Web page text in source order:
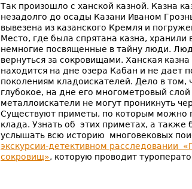
Так произошло с ханской казной. Казна
незадолго до осады Казани Иваном
вывезена из казанского Кремля и
Место, где была спрятана казна, хранили
немногие посвященные в тайну люди.
вернуться за сокровищами. Ханская
находится на дне озера Кабан и не дает
поколениям кладоискателей. Дело в том,
глубокое, на дне его многометровый
металлоискатели не могут проникнуть
Существуют приметы, по которым можно
клада. Узнать об этих приметах, а также
услышать всю историю многовековых
экскурсии-детективном расследовании
сокровищ», которую проводит